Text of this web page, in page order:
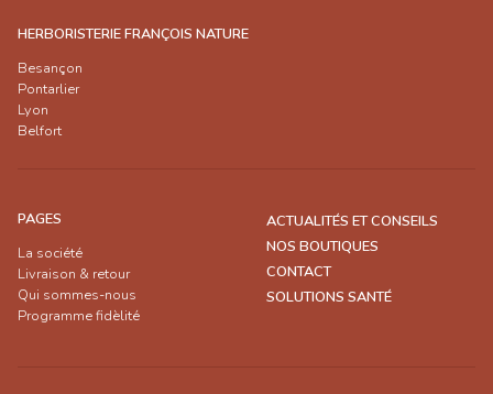
HERBORISTERIE FRANÇOIS NATURE
Besançon
Pontarlier
Lyon
Belfort
PAGES
La société
Livraison & retour
Qui sommes-nous
Programme fidèlité
ACTUALITÉS ET CONSEILS
NOS BOUTIQUES
CONTACT
SOLUTIONS SANTÉ